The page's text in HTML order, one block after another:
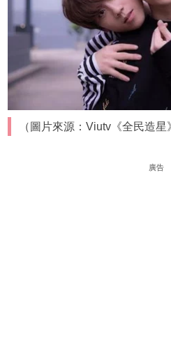
（圖片來源：Viutv《全民造星
廣告